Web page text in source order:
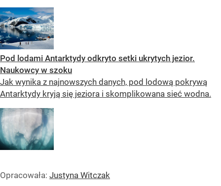
Pod lodami Antarktydy odkryto setki ukrytych jezior.
Naukowcy w szoku
Jak wynika z najnowszych danych, pod lodową pokrywą
Antarktydy kryją się jeziora i skomplikowana sieć wodna.
Opracowała: Justyna Witczak